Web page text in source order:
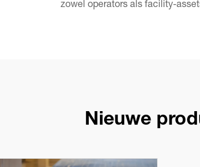
zowel operators als facility-
Nieuwe